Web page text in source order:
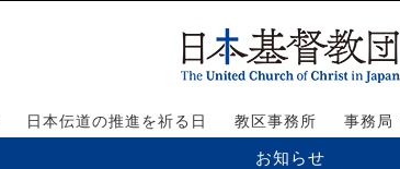
日本伝道の推進を祈る日 教区事務所 事務局
お知らせ